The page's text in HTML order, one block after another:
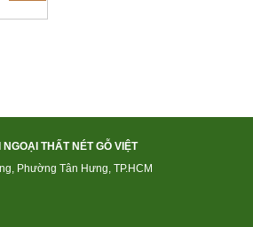
THẤT NÉT GỖ VIỆT
Phường Tân Hưng, TP.HCM